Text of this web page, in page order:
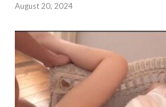
August 20, 2024